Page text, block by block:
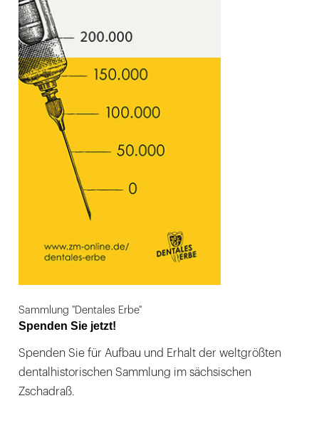
Sammlung "Dentales Erbe"
Spenden Sie jetzt!
Spenden Sie für Aufbau und Erhalt der weltgrößten
dentalhistorischen Sammlung im sächsischen
Zschadraß.